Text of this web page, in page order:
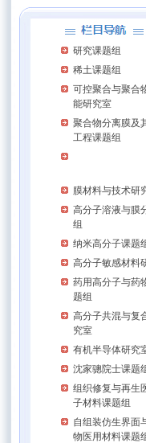
研究课题组
稀土课题组
可控聚合与聚合
能研究室
聚合物分离膜及
工程课题组
膜材料与技术研
高分子溶液与膜
组
纳米高分子课题
高分子敏感材料
药用高分子与药
题组
高分子共混与复
究室
有机半导体研究
沈家骢院士课题
组织修复与再生
子材料课题组
自组装仿生界面
物医用材料课题